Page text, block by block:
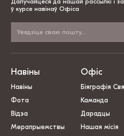
ў курсе навінаў Офіса
Навіны
Навіны
Фота
Відэа
Мерапрыемствы
Офіс
Біяграфія
Каманда
Дарадцы
Нашая місія